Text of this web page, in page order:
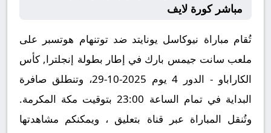
مباشر كورة لايف
تُقام مباراة نيوكاسل يونايتد ضد توتنهام هوتسبر على
ملعب سانت جيمس بارك في إطار بطولة إنجلترا, كأس
الكاراباو - الدور 4 يوم 2025-10-29، وتنطلق صافرة
البداية في تمام الساعة 23:00 بتوقيت مكة المكرمة.
وتُنقل المباراة عبر قناة بتعليق ، ويمكنكم مشاهدتها